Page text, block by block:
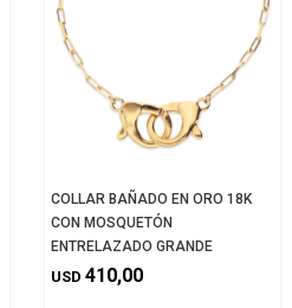
COLLAR BAÑADO EN ORO 18K
CON MOSQUETÓN
ENTRELAZADO GRANDE
USD 410,00